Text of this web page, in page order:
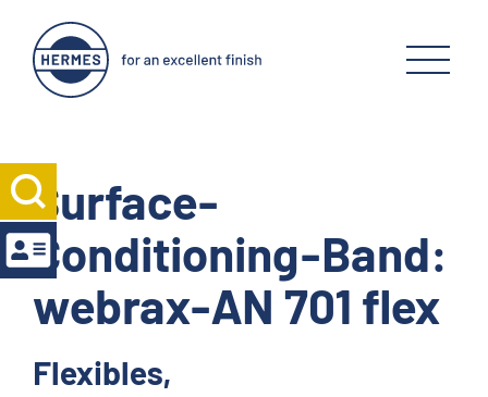
Surface-
Conditioning-Band:
webrax-AN 701 flex
Flexibles,